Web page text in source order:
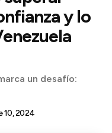
y lo
un desafío:
10, 2024